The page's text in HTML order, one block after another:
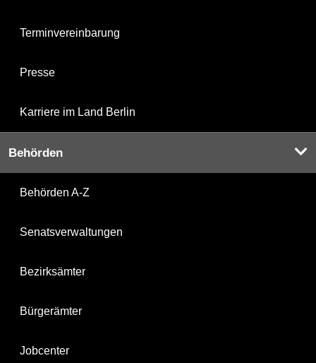
Terminvereinbarung
Presse
Karriere im Land Berlin
Behörden
Behörden A-Z
Senatsverwaltungen
Bezirksämter
Bürgerämter
Jobcenter